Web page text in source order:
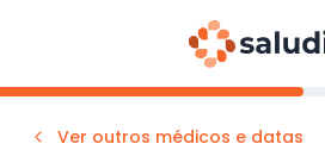
Ver outros médicos e datas